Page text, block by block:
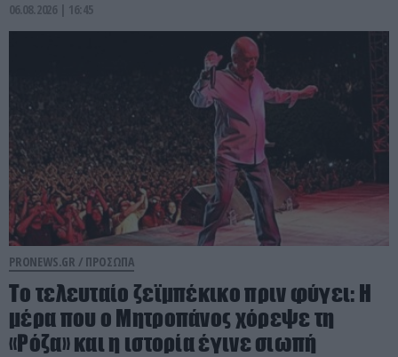
06.08.2026 | 16:45
PRONEWS.GR / ΠΡΟΣΩΠΑ
Το τελευταίο ζεϊμπέκικο πριν φύγει: Η
μέρα που ο Μητροπάνος χόρεψε τη
«Ρόζα» και η ιστορία έγινε σιωπή